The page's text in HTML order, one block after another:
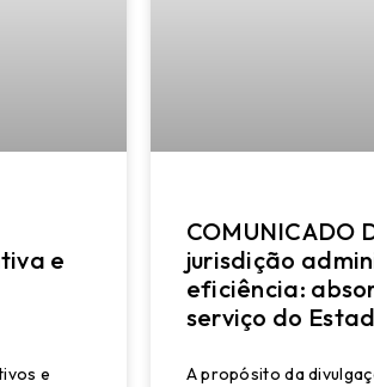
e
e
COMUNICADO
jurisdição
eficiência:
serviço do
A propósito da